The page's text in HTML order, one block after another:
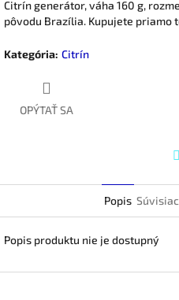
Citrín generátor, váha 160 g,
pôvodu Brazília. Kupujete priamo
Kategória: Citrín
OPÝTAŤ SA
Popis
Popis produktu nie je dostupný